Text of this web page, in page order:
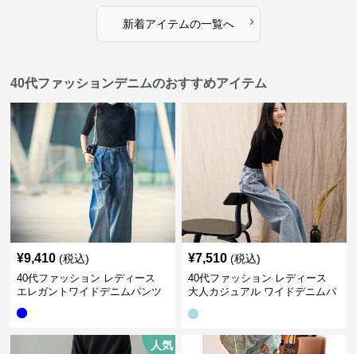
新着アイテムの一覧へ ›
40代ファッションデニムのおすすめアイテム
¥9,410 (税込)
40代ファッション レディース
エレガントワイドデニムパンツ
¥7,510 (税込)
40代ファッション レディース
大人カジュアル ワイドデニムパ
人気